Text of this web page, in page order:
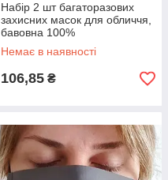
Набір 2 шт багаторазових
захисних масок для обличчя,
бавовна 100%
Немає в наявності
106,85 ₴